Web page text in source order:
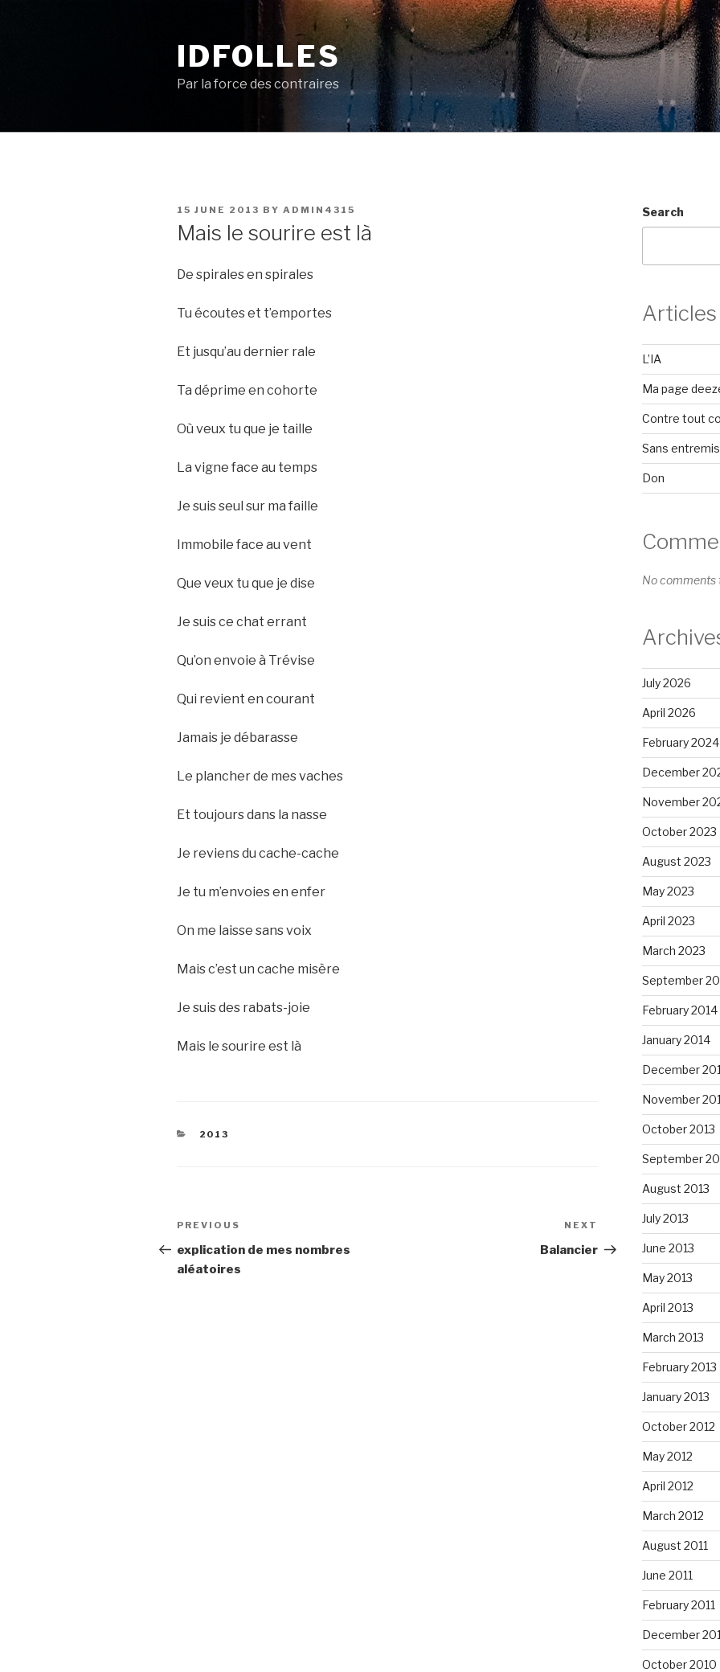
IDFOLLES
Par la force des contraires
POSTED
15 JUNE 2013 BY ADMIN4315
Mais le sourire est là
De spirales en spirales
Tu écoutes et t’emportes
Et jusqu’au dernier rale
Ta déprime en cohorte
Où veux tu que je taille
La vigne face au temps
Je suis seul sur ma faille
Immobile face au vent
Que veux tu que je dise
Je suis ce chat errant
Qu’on envoie à Trévise
Qui revient en courant
Jamais je débarasse
Le plancher de mes vaches
Et toujours dans la nasse
Je reviens du cache-cache
Je tu m’envoies en enfer
On me laisse sans voix
Mais c’est un cache misère
Je suis des rabats-joie
Mais le sourire est là
CATEGORIES
2013
Post
navigation
Previous
Post
PREVIOUS
explication de mes nombres
aléatoires
Post
NEXT
Balancier
Search
L’IA
Ma page
Contre tout
Sans
Don
No comments
July 2026
April 2026
February 2024
December
November
October 2023
August 2023
May 2023
April 2023
March 2023
September
February 2014
January 2014
December
November
October 2013
September
August 2013
July 2013
June 2013
May 2013
April 2013
March 2013
February 2013
January 2013
October 2012
May 2012
April 2012
March 2012
August 2011
June 2011
February 2011
December
October 2010